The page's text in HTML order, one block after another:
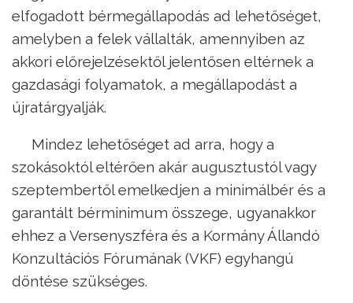
elfogadott bérmegállapodás ad lehetőséget,
amelyben a felek vállalták, amennyiben az
akkori előrejelzésektől jelentősen eltérnek a
gazdasági folyamatok, a megállapodást a
újratárgyalják.
Mindez lehetőséget ad arra, hogy a
szokásoktól eltérően akár augusztustól vagy
szeptembertől emelkedjen a minimálbér és a
garantált bérminimum összege, ugyanakkor
ehhez a Versenyszféra és a Kormány Állandó
Konzultációs Fórumának (VKF) egyhangú
döntése szükséges.